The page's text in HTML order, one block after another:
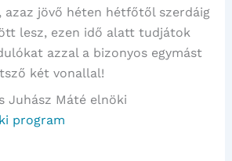
azaz jövő héten hétfőtől szerdáig
lesz, ezen idő alatt tudjátok
azzal a bizonyos egymást
két vonallal!
Juhász Máté elnöki
program